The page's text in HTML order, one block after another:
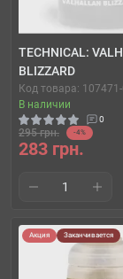
TECHNICAL:
BLIZZARD
Код товара:
В наличии
0
295 грн. -4%
283 грн.
Акция Заканчивается